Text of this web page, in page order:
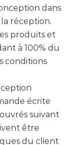
dans
réception.
produits et
à 100% du
conditions
écrite
suivant
être
du client